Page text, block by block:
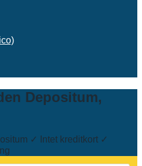
Depositum,
✓ Intet kreditkort ✓